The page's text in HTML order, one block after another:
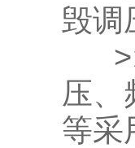
毁调
>
压、
等采